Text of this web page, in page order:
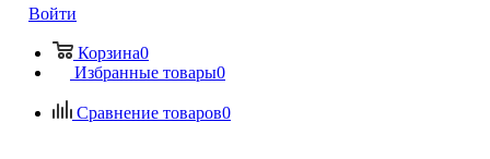
Войти
Корзина0
Избранные товары0
Сравнение товаров0